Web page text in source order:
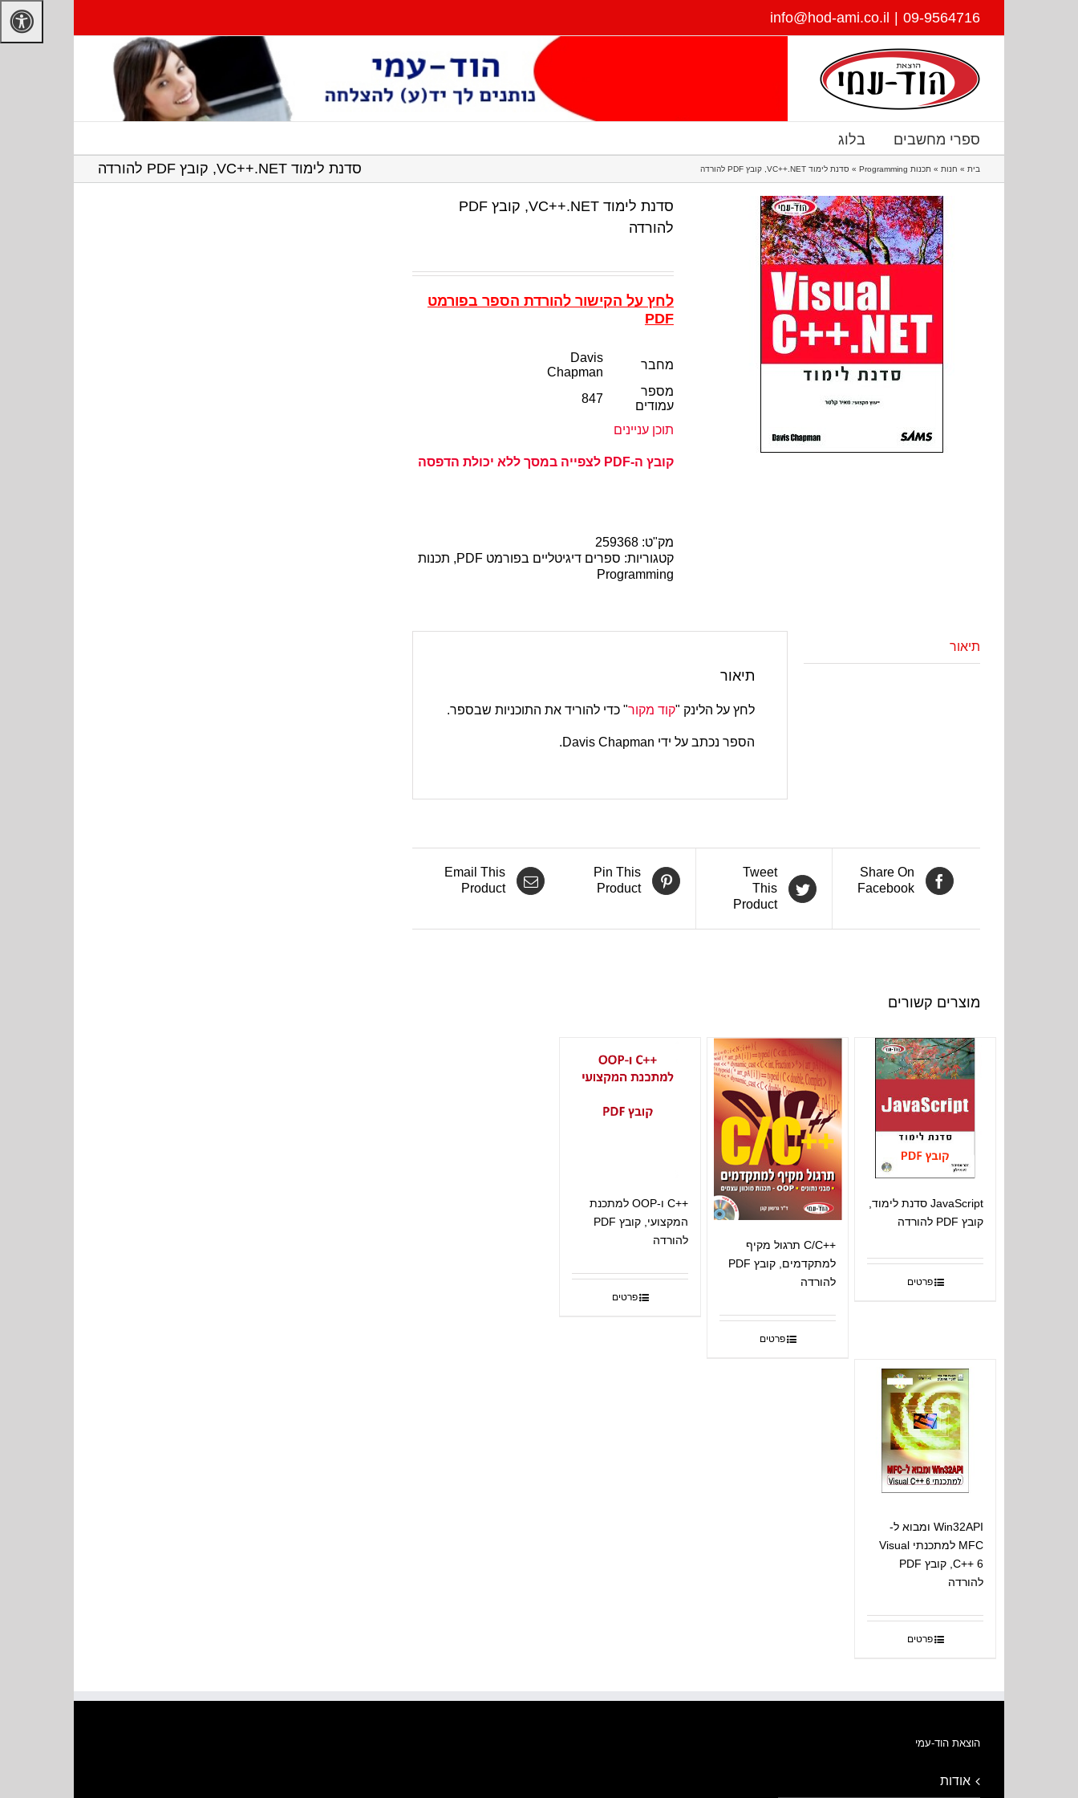
09-9564716
info@hod-ami.co.il
ספרי מחשבים
בלוג
סדנת לימוד VC++.NET, קובץ PDF להורדה
בית » חנות » תכנות Programming » סדנת לימוד VC++.NET, קובץ PDF להורדה
סדנת לימוד VC++.NET, קובץ PDF
להורדה
לחץ על הקישור להורדת הספר בפורמט
PDF
מחבר
Davis
Chapman
מספר
עמודים
847
תוכן עניינים
קובץ ה-PDF לצפייה במסך ללא יכולת הדפסה
מק"ט:259368
קטגוריות: ספרים דיגיטליים בפורמט PDF , תכנות
Programming
תיאור
תיאור
לחץ על הלינק "קוד מקור" כדי להוריד את התוכניות שבספר.
הספר נכתב על ידי Davis Chapman.
Share On
Facebook
Tweet
This
Product
Pin This
Product
Email This
Product
מוצרים קשורים
JavaScript סדנת לימוד,
קובץ PDF להורדה
פרטים
++C/C תרגול מקיף
למתקדמים, קובץ PDF
להורדה
פרטים
++C ו-OOP למתכנת
המקצועי, קובץ PDF
להורדה
פרטים
Win32API ומבוא ל-
MFC למתכנתי Visual
C++ 6, קובץ PDF
להורדה
פרטים
הוצאת הוד-עמי
אודות